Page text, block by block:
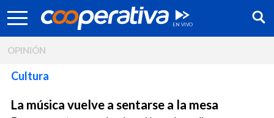
OPINIÓN
Cultura
La música vuelve a sentarse a la mesa